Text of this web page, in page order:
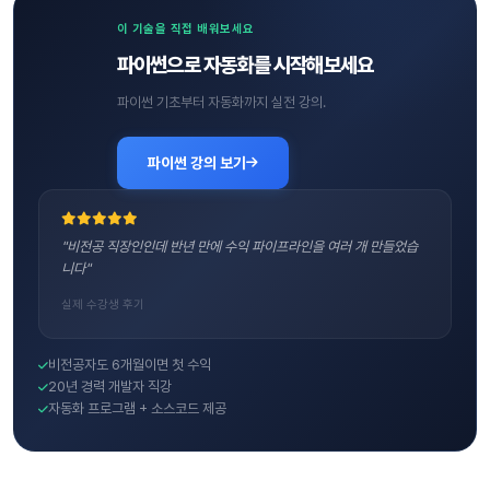
이 기술을 직접 배워보세요
파이썬으로 자동화를 시작해보세요
파이썬 기초부터 자동화까지 실전 강의.
파이썬 강의 보기
"비전공 직장인인데 반년 만에 수익 파이프라인을 여러 개 만들었습
니다"
실제 수강생 후기
비전공자도 6개월이면 첫 수익
20년 경력 개발자 직강
자동화 프로그램 + 소스코드 제공